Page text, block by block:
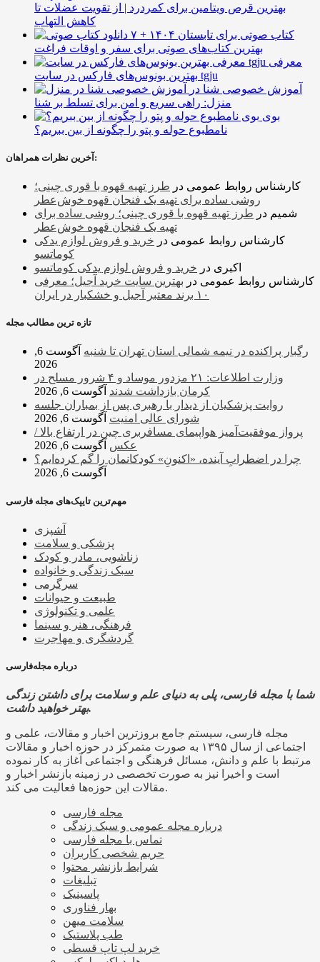
بهترین قرص ویتامین برای کمردرد | از تقویت عضلات تا
کاهش التهاب
۷ کتاب صوتی برای تابستان ۱۴۰۴ +
بهترین کتاب‌های صوتی برای سفر و اوقات فراغت
معرفی
بهترین بونوس‌های فارکس در سایت tgju
آموزش خصوصی شنا در
منزل: راهی سریع و امن برای تسلط بر شنا
بوی
نامطبوع حوله و پتو را چگونه از بین ببریم؟
آخرین نظرات همراهان:
کارشناس روابط عمومی در طرز تهیه قهوه با قوری چینی؛
روشی ساده برای تهیه یک فنجان قهوه خوش‌عطر
شمیم در طرز تهیه قهوه با قوری چینی؛ روشی ساده برای
تهیه یک فنجان قهوه خوش‌عطر
کارشناس روابط عمومی در خرید و فروش لوازم یدکی
کوماتسو
اکبری در خرید و فروش لوازم یدکی کوماتسو
کارشناس روابط عمومی در بهترین سایت خرید آجیل؛ معرفی
۱۰ برند معتبر آجیل و خشکبار در ایران
تازه ترین مطالب مجله
رگبار پراکنده در نیمه شمالی استان تهران تا شنبه
آگوست 6,
2026
وزارت اطلاعات: ۲۱ مزدور موساد و ۴ شرور مسلح در
کرمان بازداشت شدند آگوست 6, 2026
روایت پزشکیان از دیدار با رهبری پس از بمباران جلسه
شورای عالی امنیت آگوست 6, 2026
پرواز موفقیت‌آمیز هواپیمای مسافربری چین در ارتفاع بالا /
عکس آگوست 6, 2026
چرا در اضطرابِ آینده، «اکنونِ» کودکانمان را گم کرده‌ایم؟
آگوست 6, 2026
مهم‌ترین تایپک‌های مجله فارسی
آشپزی
پزشکی و سلامت
زناشویی، مادر و کودک
سبک زندگی و خانواده
سرگرمی
طبیعت و حیوانات
علمی و تکنولوژی
فرهنگی، هنر و سینما
گردشگری و مهاجرت
درباره مجله‌فارسی
شما با مجله فارسی، پلی به دنیای علم و سلامت برای داشتن زندگی
بهتر خواهید داشت.
مجله فارسی، سیستم جامع بروزترین اخبار و مقالات، علمی و
اجتماعی از سال ۱۳۹۵ به صورت متمرکز در حوزه اخبار و مقالات
مرتبط با علم و دانش، مسائل فرهنگی و اجتماعی آغاز به کار نموده
است و اخیرا نیز به صورت تخصصی در زمینه بازنشر اخبار و
مقالات این حوزه‌ها فعالیت می کند.
مجله فارسی
درباره مجله عمومی و سبک زندگی
تماس با مجله فارسی
حریم شخصی کاربران
شرایط بازنشر محتوا
تبلیغات
پاسینیک
بهار فناوری
سلامت میهن
طب پلاستیک
خرید لپ تاپ قسطی